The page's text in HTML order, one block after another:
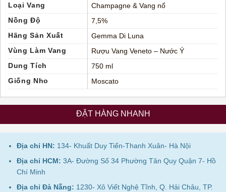
Loại Vang
Champagne & Vang nổ
Nồng Độ
7,5%
Hãng Sản Xuất
Gemma Di Luna
Vùng Làm Vang
Rượu Vang Veneto – Nước Ý
Dung Tích
750 ml
Giống Nho
Moscato
ĐẶT HÀNG NHANH
Địa chỉ HN: 134- Khuất Duy Tiến-Thanh Xuân- Hà Nội
Địa chỉ HCM: 3A- Đường Số 34 Phường Tân Quy Quận 7- Hồ
Chí Minh
Địa chỉ Đà Nẵng: 1230- Xô Viết Nghệ Tĩnh, Q. Hải Châu, TP.